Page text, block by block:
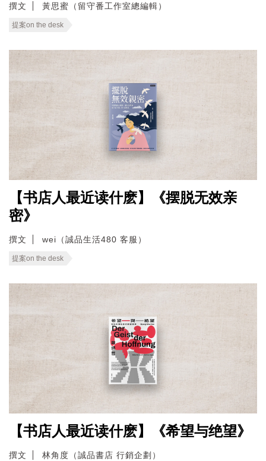
撰文 黃思蜜（留守番工作室總編輯）
提案on the desk
【书店人最近读什麽】《摆脱无效亲
密》
撰文 wei（誠品生活480 客服）
提案on the desk
【书店人最近读什麽】《希望与绝望》
撰文 林角度（誠品書店 行銷企劃）